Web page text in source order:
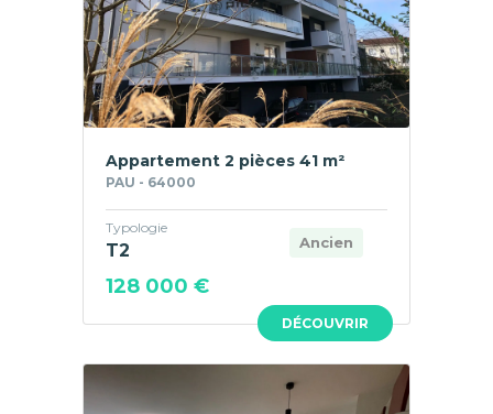
DÉCOUVRIR
Appartement 2 pièces 41 m²
PAU - 64000
Ancien
Typologie
T2
128 000 €